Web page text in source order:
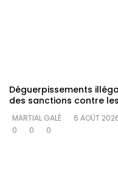
Déguerpissements
des sanctions contre
MARTIAL GALÉ
6 AOÛT
0
0 0